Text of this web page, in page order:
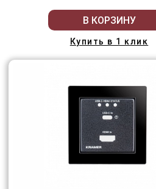
В КОРЗИНУ
Купить в 1 клик